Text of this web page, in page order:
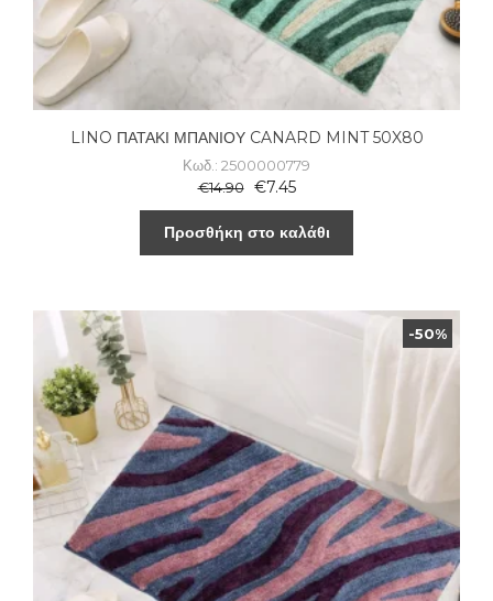
LINO ΠΑΤΑΚΙ ΜΠΑΝΙΟΥ CANARD MINT 50X80
Κωδ.: 2500000779
€14.90 €7.45
Προσθήκη στο καλάθι
-50%